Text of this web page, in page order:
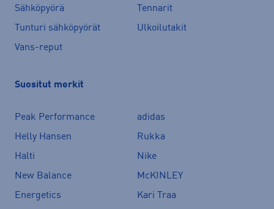
Sähköpyörä
Tennarit
Tunturi sähköpyörät
Ulkoilutakit
Vans-reput
Suositut merkit
Peak Performance
adidas
Helly Hansen
Rukka
Halti
Nike
New Balance
McKINLEY
Energetics
Kari Traa